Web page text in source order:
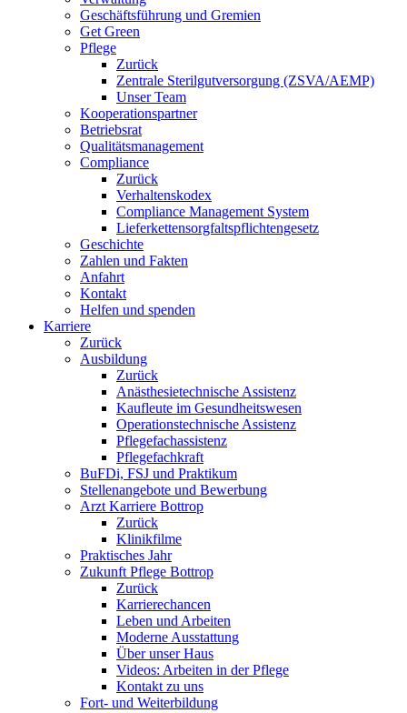
Geschäftsführung und Gremien
Get Green
Pflege
Zurück
Zentrale Sterilgutversorgung (ZSVA/AEMP)
Unser Team
Kooperationspartner
Betriebsrat
Qualitätsmanagement
Compliance
Zurück
Verhaltenskodex
Compliance Management System
Lieferkettensorgfaltspflichtengesetz
Geschichte
Zahlen und Fakten
Anfahrt
Kontakt
Helfen und spenden
Karriere
Zurück
Ausbildung
Zurück
Anästhesietechnische Assistenz
Kaufleute im Gesundheitswesen
Operationstechnische Assistenz
Pflegefachassistenz
Pflegefachkraft
BuFDi, FSJ und Praktikum
Stellenangebote und Bewerbung
Arzt Karriere Bottrop
Zurück
Klinikfilme
Praktisches Jahr
Zukunft Pflege Bottrop
Zurück
Karrierechancen
Leben und Arbeiten
Moderne Ausstattung
Über unser Haus
Videos: Arbeiten in der Pflege
Kontakt zu uns
Fort- und Weiterbildung